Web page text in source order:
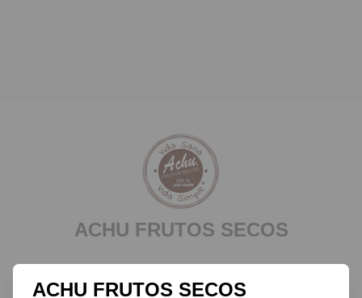
ACHU FRUTOS SECOS
Ubicación
ACHU FRUTOS SECOS